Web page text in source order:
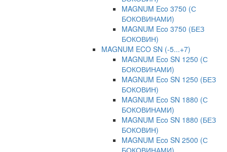
MAGNUM Eco 3750 (С
БОКОВИНАМИ)
MAGNUM Eco 3750 (БЕЗ
БОКОВИН)
MAGNUM ECO SN (-5...+7)
MAGNUM Eco SN 1250 (С
БОКОВИНАМИ)
MAGNUM Eco SN 1250 (БЕЗ
БОКОВИН)
MAGNUM Eco SN 1880 (С
БОКОВИНАМИ)
MAGNUM Eco SN 1880 (БЕЗ
БОКОВИН)
MAGNUM Eco SN 2500 (С
БОКОВИНАМИ)